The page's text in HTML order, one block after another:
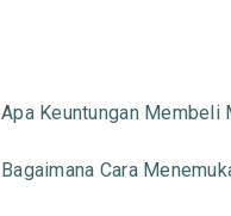
Apa Keuntungan Membeli
Bagaimana Cara